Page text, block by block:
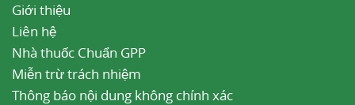
Giới thiệu
Liên hệ
Nhà thuốc Chuẩn GPP
Miễn trừ trách nhiệm
Thông báo nội dung không chính xác